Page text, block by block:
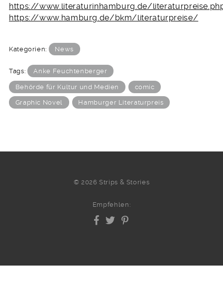
https://www.literaturinhamburg.de/
https://www.hamburg.de/bkm/literaturpreise/
Kategorien: News
Tags: Anke Feuchtenberger
Behörde für Kultur und Medien comic
Graphic Novel Hamburger Literaturpreis
© 2026 Strips & Stories
Empfehlen: